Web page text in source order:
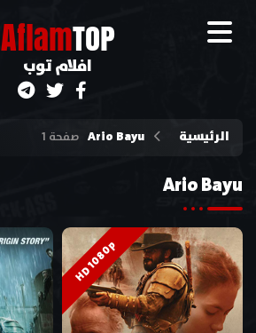
AflamTOP
افلام توب
الرئيسية Ario Bayu صفحة 1
Ario Bayu
HD 1080p